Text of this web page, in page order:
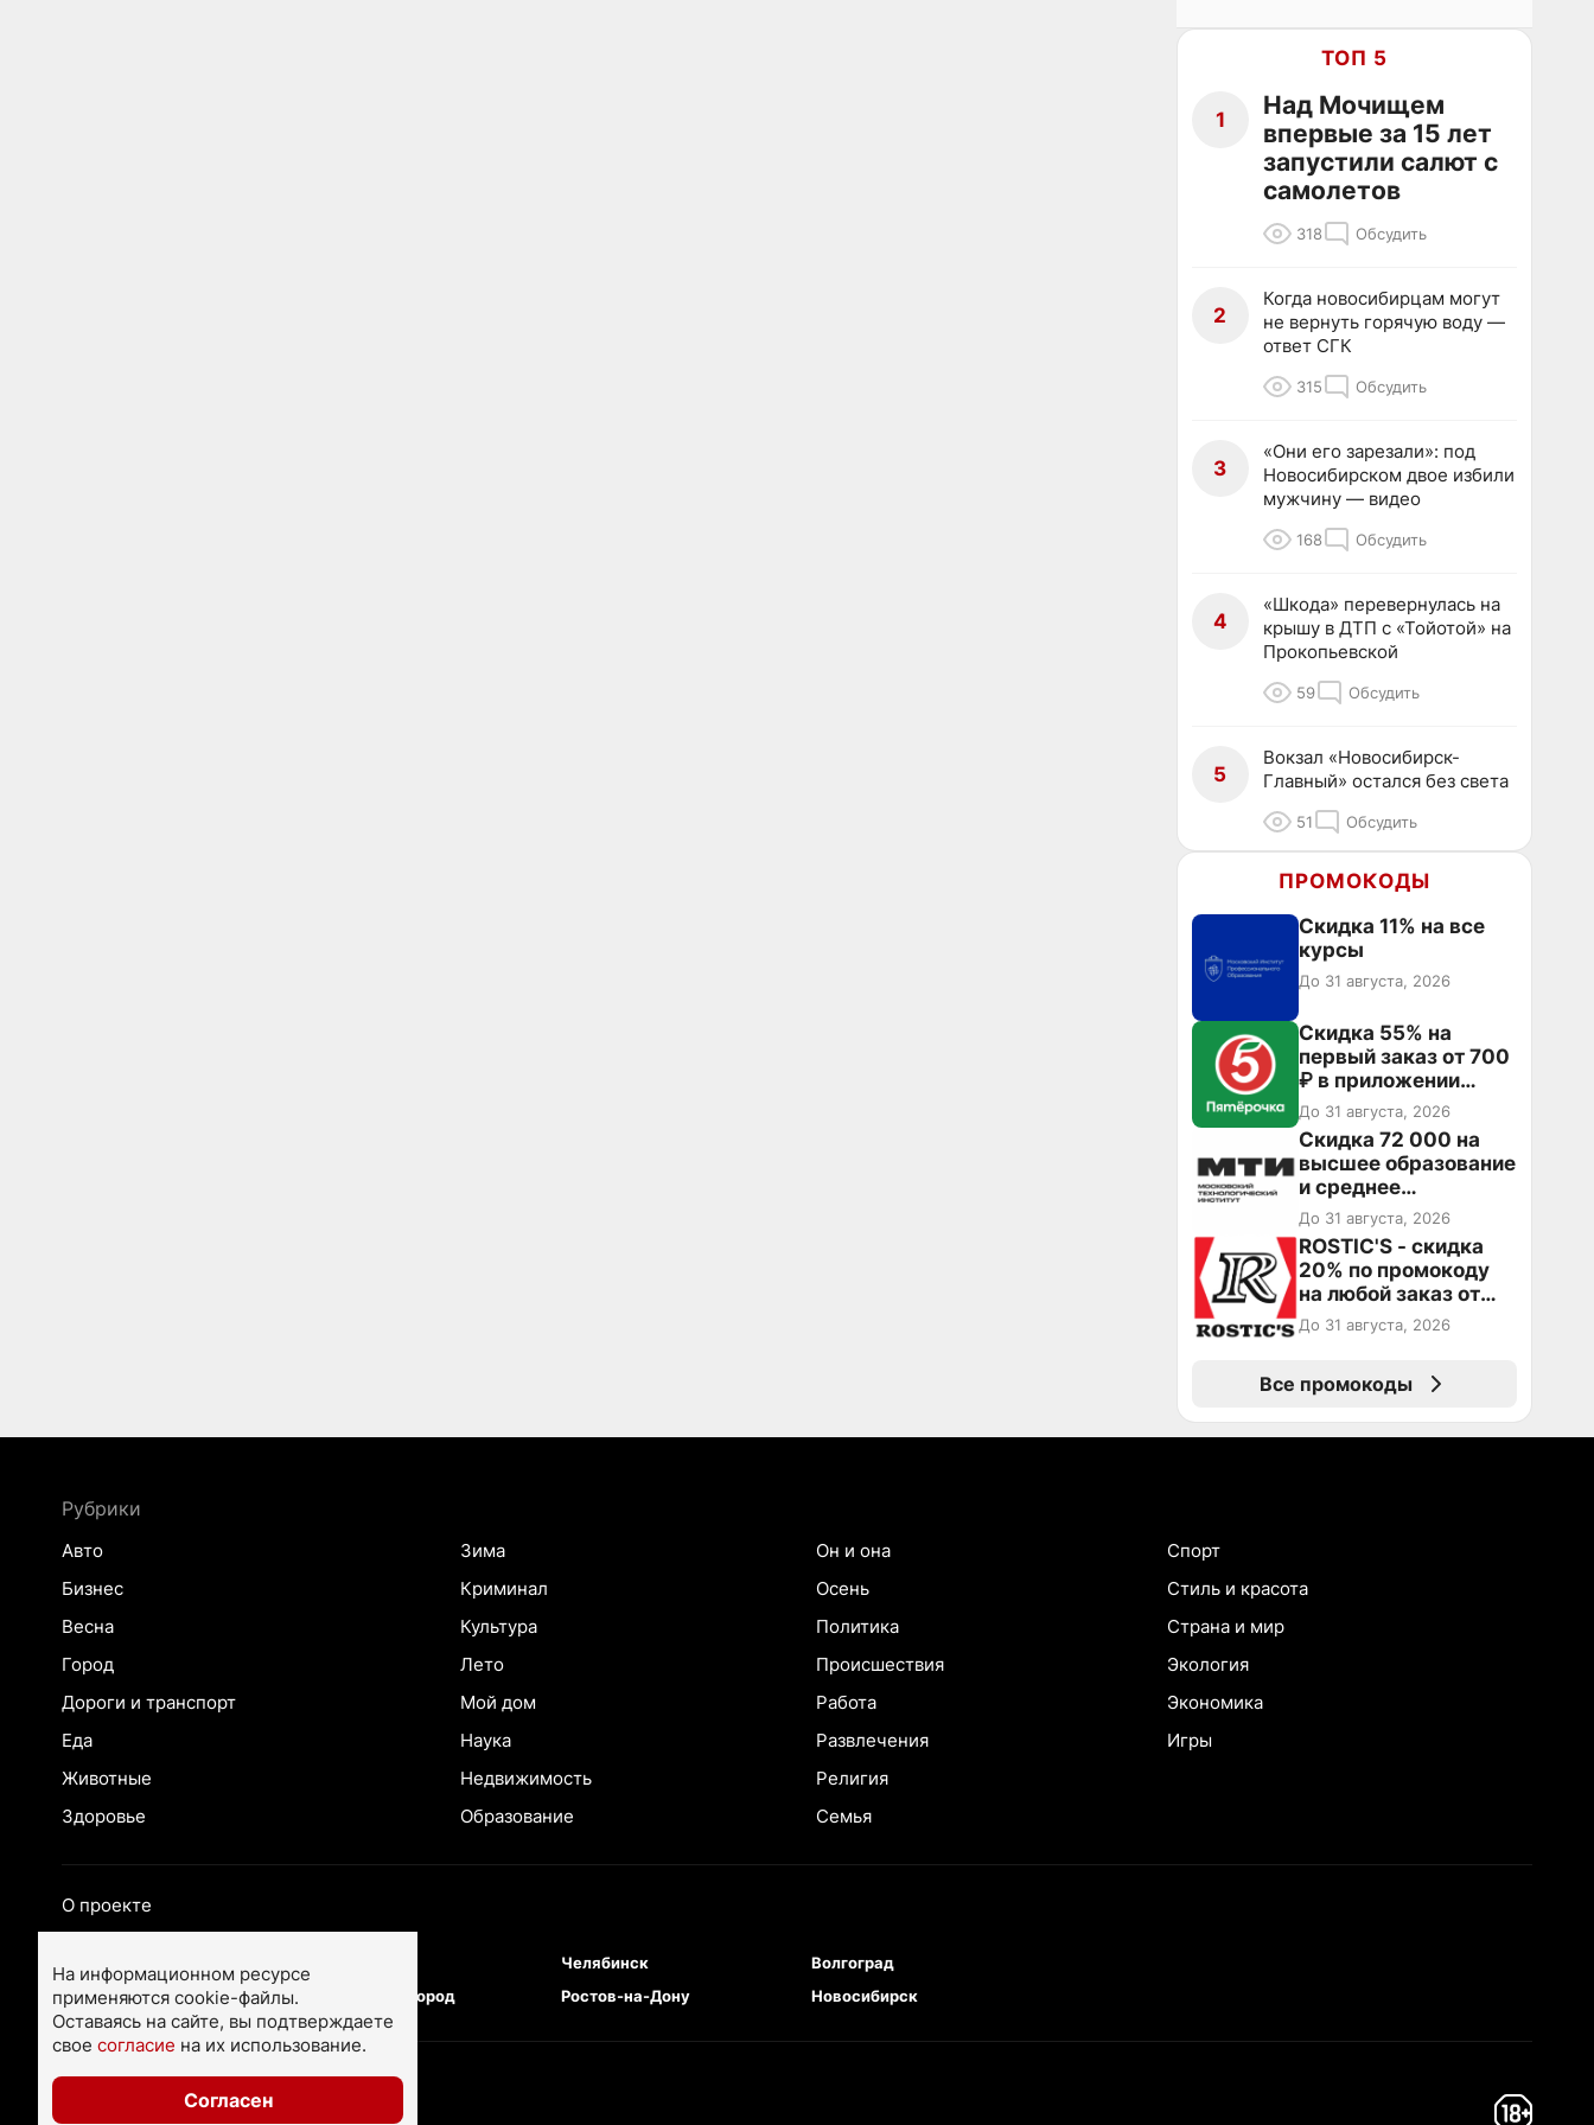
ТОП 5
1
Над Мочищем
впервые за 15 лет
запустили салют с
самолетов
318 Обсудить
2
Когда новосибирцам могут
не вернуть горячую воду —
ответ СГК
315 Обсудить
3
«Они его зарезали»: под
Новосибирском двое избили
мужчину — видео
168 Обсудить
4
«Шкода» перевернулась на
крышу в ДТП с «Тойотой» на
Прокопьевской
59 Обсудить
5
Вокзал «Новосибирск-
Главный» остался без света
51 Обсудить
ПРОМОКОДЫ
Скидка 11% на все
курсы
До 31 августа, 2026
Скидка 55% на
первый заказ от 700
₽ в приложении
Пятёрочка Доставка
До 31 августа, 2026
Скидка 72 000 на
высшее образование
и среднее
специальное
образование в
первый год обучения
До 31 августа, 2026
ROSTIC'S - скидка
20% по промокоду
на любой заказ от
3199₽!
До 31 августа, 2026
Все промокоды
Рубрики
Авто
Бизнес
Весна
Город
Дороги и транспорт
Еда
Животные
Здоровье
Зима
Криминал
Культура
Лето
Мой дом
Наука
Недвижимость
Образование
Он и она
Осень
Политика
Происшествия
Работа
Развлечения
Религия
Семья
Спорт
Стиль и красота
Страна и мир
Экология
Экономика
Игры
О проекте
Тюмень
Нижний Новгород
Челябинск
Ростов-на-Дону
Волгоград
Новосибирск
На информационном ресурсе
применяются cookie-файлы.
Оставаясь на сайте, вы подтверждаете
свое согласие на их использование.
Согласен